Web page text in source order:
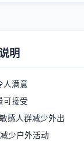
明
人满意
可接受
感人群减少外出
少户外活动